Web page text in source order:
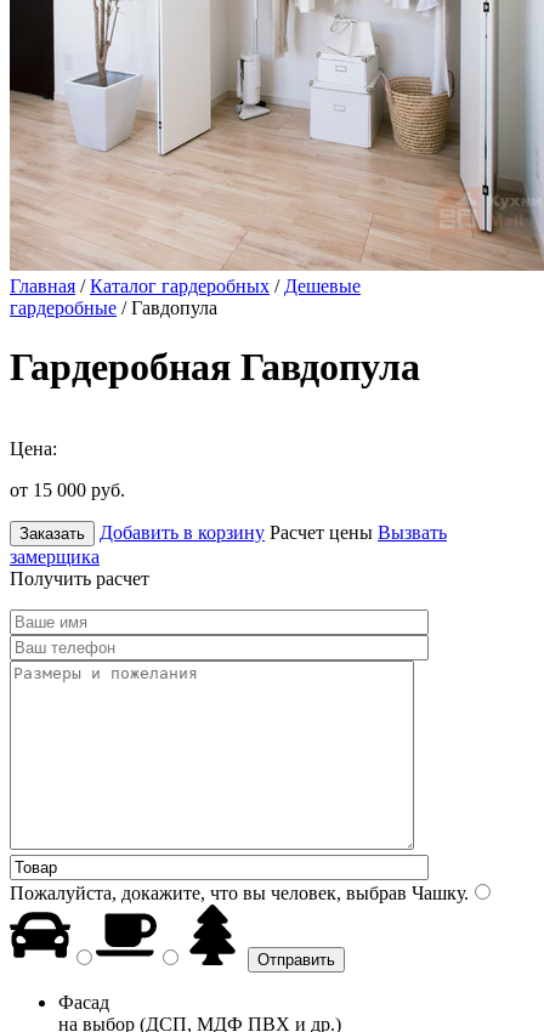
Главная /Каталог гардеробных / Дешевые
гардеробные / Гавдопула
Гардеробная Гавдопула
Цена:
от 15 000 руб.
Заказать Добавить в корзину Расчет цены Вызвать
замерщика
Получить расчет
Пожалуйста, докажите, что вы человек, выбрав Чашку.
Фасад
на выбор (ДСП, МДФ ПВХ и др.)